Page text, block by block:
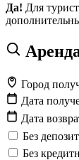
Да! Для
Город
Дата
Дата
Без
Без